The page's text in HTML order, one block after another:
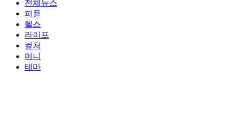
전체뉴스
피플
헬스
라이프
컬처
머니
테마